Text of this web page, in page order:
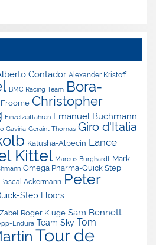
Contador Alexander Kristoff
BMC Racing Team Bora-
Froome Christopher
Einzelzeitfahren Emanuel Buchmann
Gaviria Geraint Thomas Giro d'Italia
Katusha-Alpecin Lance
Kittel Marcus Burghardt Mark
Omega Pharma-Quick Step
Pascal Ackermann Peter
Step Floors
Roger Kluge Sam Bennett
Endura Team Sky Tom
Tour de